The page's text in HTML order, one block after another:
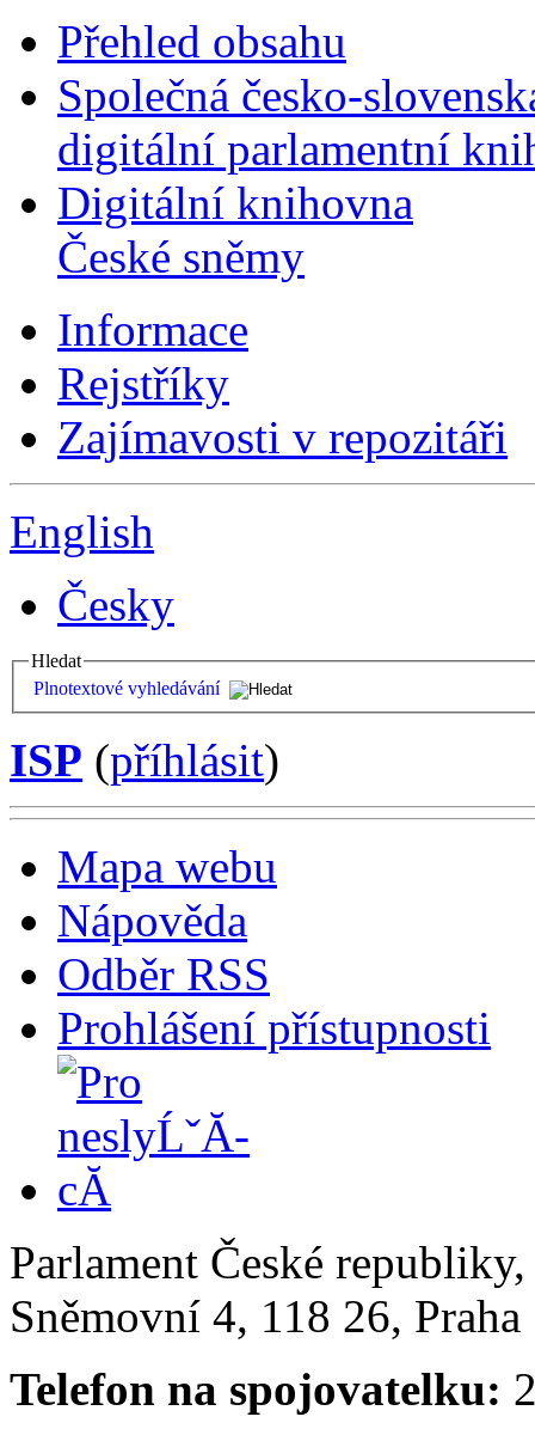
Přehled obsahu
Společná česko-
digitální parlamentní
Digitální knihovna
České sněmy
Informace
Rejstříky
Zajímavosti v repozitáři
English
Česky
Hledat
Plnotextové vyhledávání
ISP (příhlásit)
Mapa webu
Nápověda
Odběr RSS
Prohlášení přístupnosti
Parlament České
Sněmovní 4, 118 26,
Telefon na spojovatelku: